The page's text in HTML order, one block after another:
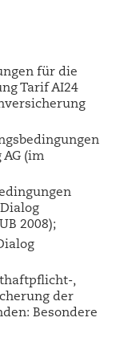
für die
Tarif AI24
AG (im
2008);
,
der
Besondere